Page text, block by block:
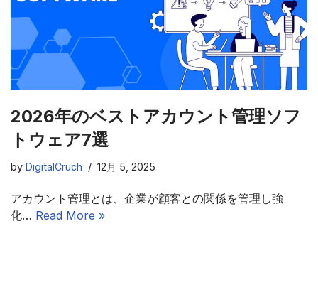
2026年のベストアカウント管理ソフ
トウェア7選
by DigitalCruch 12月 5, 2025
アカウント管理とは、企業が顧客との関係を管理し強
化… Read More »